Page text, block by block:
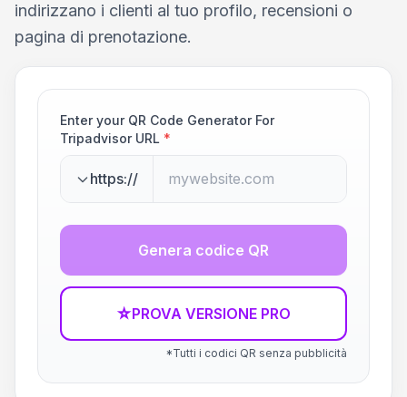
indirizzano i clienti al tuo profilo, recensioni o
pagina di prenotazione.
Enter your QR Code Generator For
Tripadvisor URL *
https://
Genera codice QR
☆PROVA VERSIONE PRO
*Tutti i codici QR senza pubblicità